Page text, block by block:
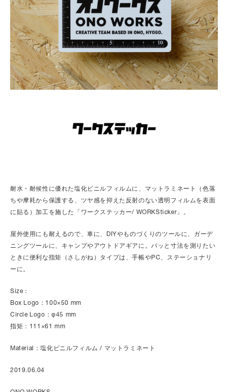
耐水・耐候性に優れた塩化ビニルフィルムに、マットラミネート（色落
ちや摩耗から保護する、ツヤ感を抑えた反射のない透明フィルムを表面
に貼る）加工を施した「ワークステッカー/ WORKSticker」。
屋外使用にも耐えるので、車に、DIYやものづくりのツールに、ガーデ
ニングツールに、キャンプやアウトドアギアに。パッと寸法を測りたい
ときに便利な指矩（さしがね）タイプは、手帳やPC、ステーショナリ
ーに。
Size：
Box Logo：100×50 mm
Circle Logo：φ45 mm
指矩：111×61 mm
Material：塩化ビニルフィルム / マットラミネート
2019.06.04